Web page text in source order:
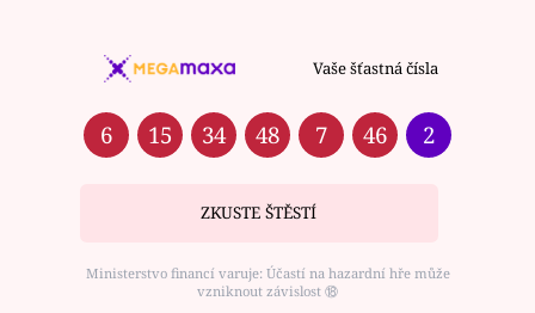
Vaše šťastná čísla
6 15 34 48 7 46 2
ZKUSTE ŠTĚSTÍ
Ministerstvo financí varuje: Účastí na hazardní hře může
vzniknout závislost ⑱